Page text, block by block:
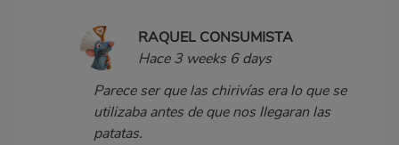
RAQUEL CONSUMISTA
Hace 3 weeks 6 days
Parece ser que las chirivías era lo que se
utilizaba antes de que nos llegaran las
patatas.